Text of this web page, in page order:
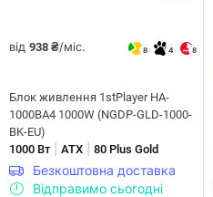
від 938 ₴/міс. 8 4 8
Блок живлення 1stPlayer HA-
1000BA4 1000W (NGDP-GLD-1000-
BK-EU)
1000 Вт| ATX 80 Plus Gold
Безкоштовна доставка
Відправимо сьогодні